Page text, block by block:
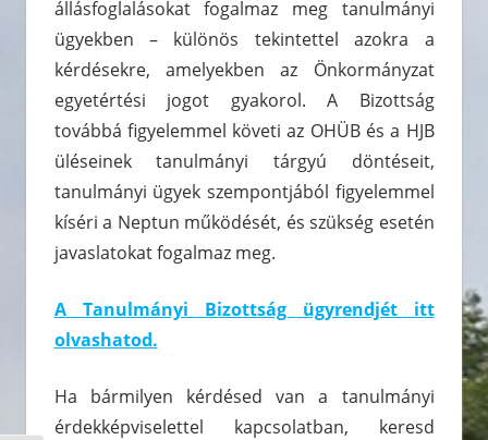
állásfoglalásokat fogalmaz meg tanulmányi
ügyekben – különös tekintettel azokra a
kérdésekre, amelyekben az Önkormányzat
egyetértési jogot gyakorol. A Bizottság
továbbá figyelemmel követi az OHÜB és a HJB
üléseinek tanulmányi tárgyú döntéseit,
tanulmányi ügyek szempontjából figyelemmel
kíséri a Neptun működését, és szükség esetén
javaslatokat fogalmaz meg.
A Tanulmányi Bizottság ügyrendjét itt
olvashatod.
Ha bármilyen kérdésed van a tanulmányi
érdekképviselettel kapcsolatban, keresd